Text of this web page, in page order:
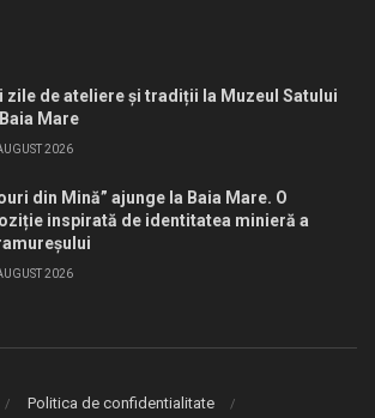
zile de ateliere și tradiții la Muzeul Satului
Mare
2026
din Mină” ajunge la Baia Mare. O
inspirată de identitatea minieră a
2026
Politica de confidentialitate